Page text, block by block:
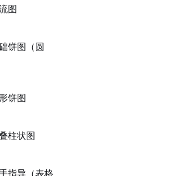
图
饼图（圆
饼图
柱状图
指导（表格